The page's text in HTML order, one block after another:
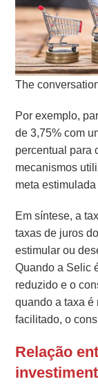
The
Por exemplo,
de 3,75% com
percentual para
mecanismos
meta
Em síntese, a
taxas de juros
estimular ou
Quando a Selic
reduzido e o
quando a taxa
facilitado, o
Relação